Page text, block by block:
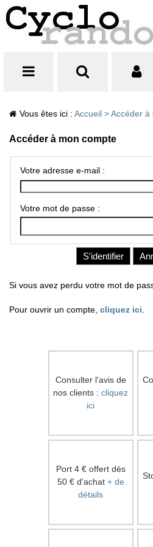
Vous êtes ici : Accueil > Accéder à
Accéder à mon compte
Votre adresse e-mail :
Votre mot de passe :
Si vous avez perdu votre mot de
Pour ouvrir un compte, cliquez ici
Consulter l'avis de
nos clients : cliquez
ici
Port 4 € offert dès
50 € d'achat + de
détails